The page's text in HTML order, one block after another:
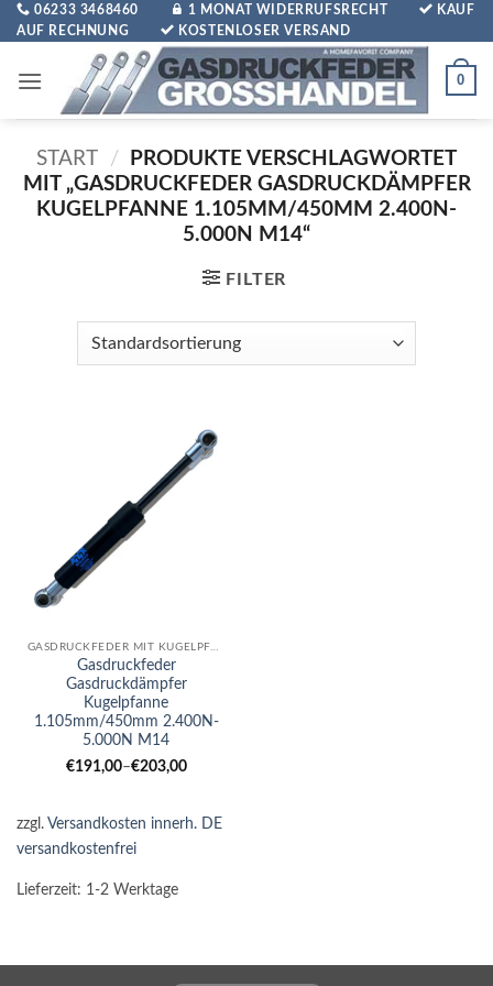
Zum
Inhalt
06233 3468460 1 MONAT WIDERRUFSRECHT
KAUF
AUF RECHNUNG
KOSTENLOSER VERSAND
0
START /
PRODUKTE VERSCHLAGWORTET
MIT „GASDRUCKFEDER GASDRUCKDÄMPFER
KUGELPFANNE 1.105MM/450MM 2.400N-
5.000N M14“
FILTER
GASDRUCKFEDER MIT KUGELPFANNE
Gasdruckfeder
Gasdruckdämpfer
Kugelpfanne
1.105mm/450mm 2.400N-
5.000N M14
€191,00–€203,00
zzgl. Versandkosten innerh. DE
versandkostenfrei
Lieferzeit: 1-2 Werktage